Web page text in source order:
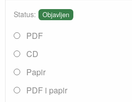
Status: Objavljen
PDF
CD
Papir
PDF i papir